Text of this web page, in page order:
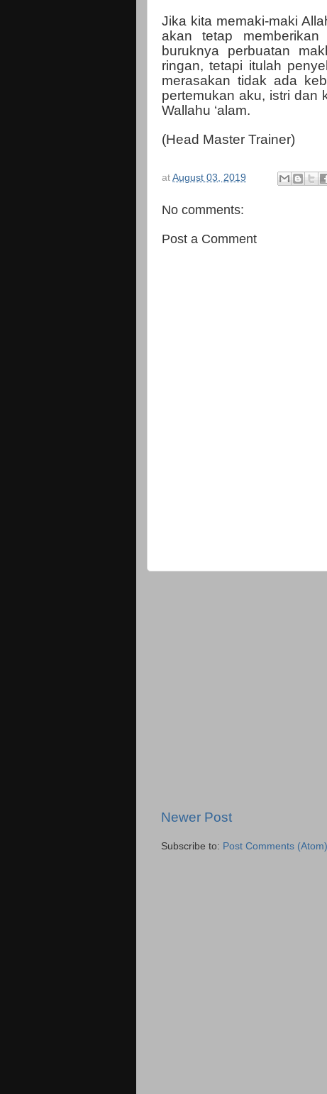
Jika kita memaki-maki
akan tetap
buruknya perbuatan
ringan, tetapi itulah
merasakan tidak ada
pertemukan aku, istri dan
Wallahu ‘alam.
(Head Master Trainer)
at August 03, 2019
No comments:
Post a Comment
Newer Post
Subscribe to: Post Comments (Atom)